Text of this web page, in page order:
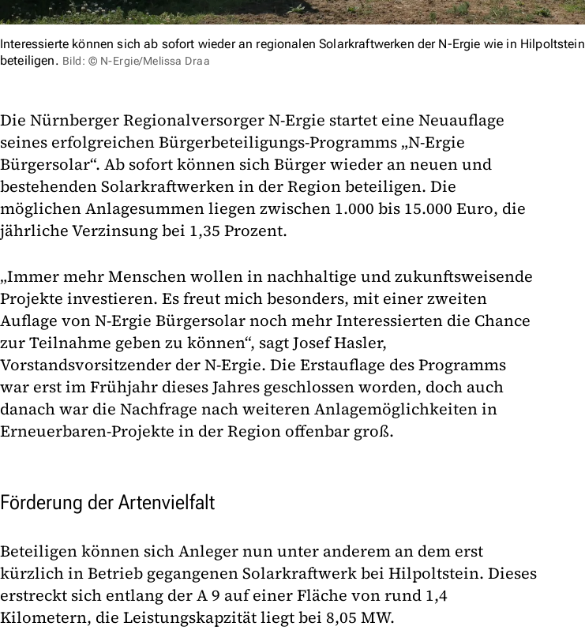
Interessierte können sich ab sofort wieder an regionalen Solarkraftwerken der N-Ergie wie in Hilpoltstein
beteiligen. Bild: © N-Ergie/Melissa Draa
Die Nürnberger Regionalversorger N-Ergie startet eine Neuauflage
seines erfolgreichen Bürgerbeteiligungs-Programms „N-Ergie
Bürgersolar“. Ab sofort können sich Bürger wieder an neuen und
bestehenden Solarkraftwerken in der Region beteiligen. Die
möglichen Anlagesummen liegen zwischen 1.000 bis 15.000 Euro, die
jährliche Verzinsung bei 1,35 Prozent.
„Immer mehr Menschen wollen in nachhaltige und zukunftsweisende
Projekte investieren. Es freut mich besonders, mit einer zweiten
Auflage von N-Ergie Bürgersolar noch mehr Interessierten die Chance
zur Teilnahme geben zu können“, sagt Josef Hasler,
Vorstandsvorsitzender der N-Ergie. Die Erstauflage des Programms
war erst im Frühjahr dieses Jahres geschlossen worden, doch auch
danach war die Nachfrage nach weiteren Anlagemöglichkeiten in
Erneuerbaren-Projekte in der Region offenbar groß.
Förderung der Artenvielfalt
Beteiligen können sich Anleger nun unter anderem an dem erst
kürzlich in Betrieb gegangenen Solarkraftwerk bei Hilpoltstein. Dieses
erstreckt sich entlang der A 9 auf einer Fläche von rund 1,4
Kilometern, die Leistungskapzität liegt bei 8,05 MW.